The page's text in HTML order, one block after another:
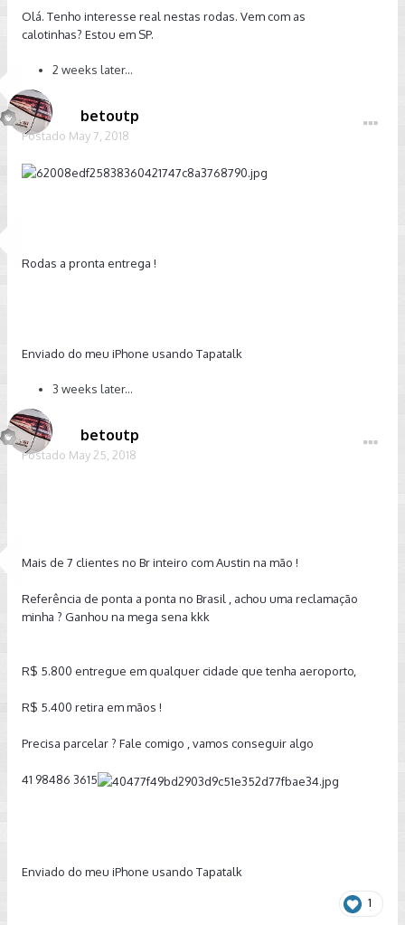
Olá. Tenho interesse real nestas rodas. Vem com as
calotinhas? Estou em SP.
2 weeks later...
betoutp
Postado May 7, 2018
Rodas a pronta entrega !
Enviado do meu iPhone usando Tapatalk
3 weeks later...
betoutp
Postado May 25, 2018
Mais de 7 clientes no Br inteiro com Austin na mão !
Referência de ponta a ponta no Brasil , achou uma reclamação
minha ? Ganhou na mega sena kkk
R$ 5.800 entregue em qualquer cidade que tenha aeroporto,
R$ 5.400 retira em mãos !
Precisa parcelar ? Fale comigo , vamos conseguir algo
41 98486 3615
Enviado do meu iPhone usando Tapatalk
1